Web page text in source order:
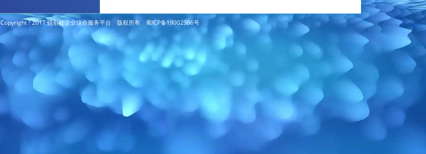
Copyright ? 2017 锐创社企业综合服务平台 版权所有 蜀ICP备19002366号